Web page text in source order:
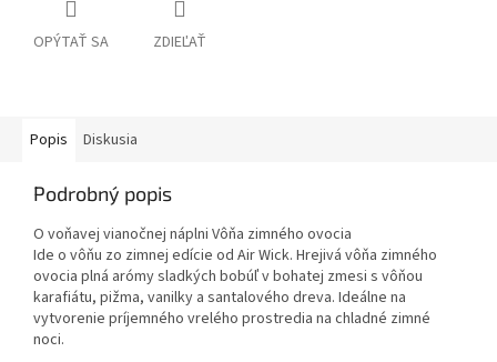
OPÝTAŤ SA ZDIEĽAŤ
Popis Diskusia
Podrobný popis
O voňavej vianočnej náplni Vôňa zimného ovocia
Ide o vôňu zo zimnej edície od Air Wick. Hrejivá vôňa zimného
ovocia plná arómy sladkých bobúľ v bohatej zmesi s vôňou
karafiátu, pižma, vanilky a santalového dreva. Ideálne na
vytvorenie príjemného vrelého prostredia na chladné zimné
noci.